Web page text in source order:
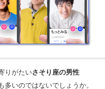
りがたいさそり座の男性
多いのではないでしょうか。